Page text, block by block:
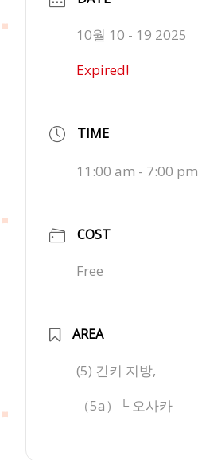
10월 10 - 19 2025
Expired!
TIME
11:00 am - 7:00 pm
COST
Free
AREA
(5) 긴키 지방,
（5a）└ 오사카